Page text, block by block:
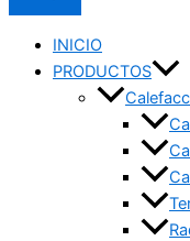
INICIO
PRODUCTOS